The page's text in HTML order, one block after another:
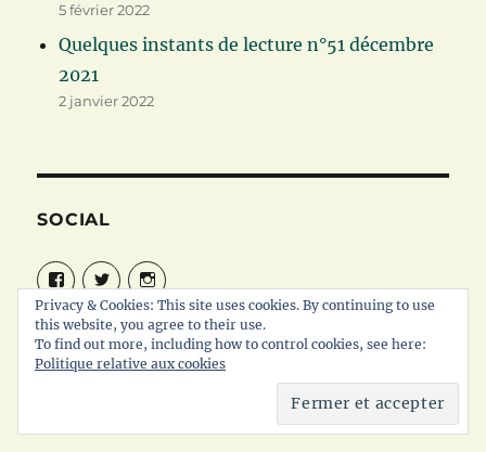
5 février 2022
Quelques instants de lecture n°51 décembre
2021
2 janvier 2022
SOCIAL
FacebookTwitterInstagram
Privacy & Cookies: This site uses cookies. By continuing to use
this website, you agree to their use.
To find out more, including how to control cookies, see here:
Politique relative aux cookies